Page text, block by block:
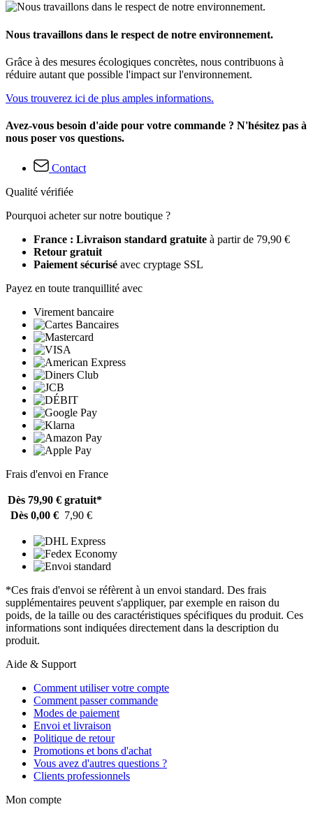
Nous travaillons dans le respect de notre environnement.
Grâce à des mesures écologiques concrètes, nous contribuons à
réduire autant que possible l'impact sur l'environnement.
Vous trouverez ici de plus amples informations.
Avez-vous besoin d'aide pour votre commande ? N'hésitez pas à
nous poser vos questions.
Contact
Qualité vérifiée
Pourquoi acheter sur notre boutique ?
France : Livraison standard gratuite à partir de 79,90 €
Retour gratuit
Paiement sécurisé avec cryptage SSL
Payez en toute tranquillité avec
Virement bancaire
Frais d'envoi en France
Dès 79,90 € gratuit*
Dès 0,00 € 7,90 €
*Ces frais d'envoi se réfèrent à un envoi standard. Des frais
supplémentaires peuvent s'appliquer, par exemple en raison du
poids, de la taille ou des caractéristiques spécifiques du produit. Ces
informations sont indiquées directement dans la description du
produit.
Aide & Support
Comment utiliser votre compte
Comment passer commande
Modes de paiement
Envoi et livraison
Politique de retour
Promotions et bons d'achat
Vous avez d'autres questions ?
Clients professionnels
Mon compte